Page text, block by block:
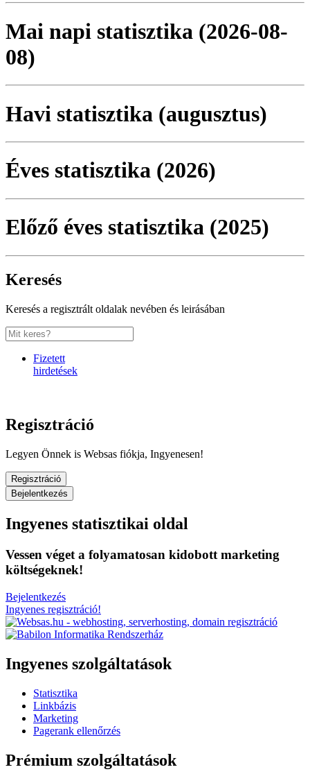
Mai napi statisztika (2026-08-
08)
Havi statisztika (augusztus)
Éves statisztika (2026)
Előző éves statisztika (2025)
Keresés
Keresés a regisztrált oldalak nevében és leirásában
Fizetett
hirdetések
Regisztráció
Legyen Önnek is Websas fiókja, Ingyenesen!
Regisztráció
Bejelentkezés
Ingyenes statisztikai oldal
Vessen véget a folyamatosan kidobott marketing
költségeknek!
Bejelentkezés
Ingyenes regisztráció!
Ingyenes szolgáltatások
Statisztika
Linkbázis
Marketing
Pagerank ellenőrzés
Prémium szolgáltatások